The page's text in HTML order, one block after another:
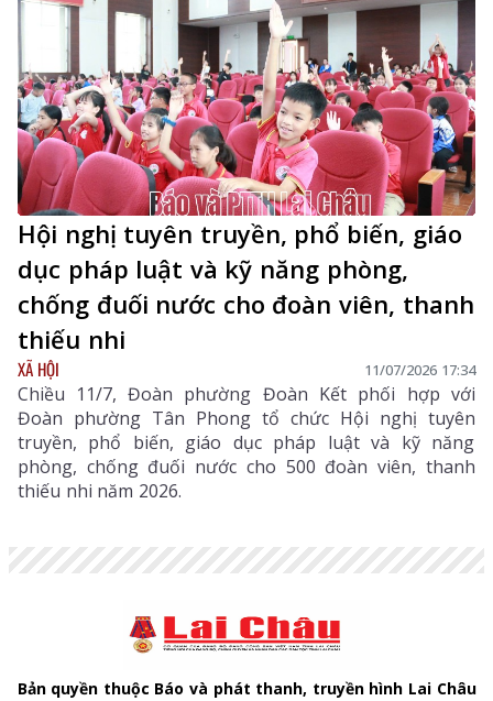
Hội nghị tuyên truyền, phổ biến, giáo
dục pháp luật và kỹ năng phòng,
chống đuối nước cho đoàn viên, thanh
thiếu nhi
XÃ HỘI 11/07/2026 17:34
Chiều 11/7, Đoàn phường Đoàn Kết phối hợp với
Đoàn phường Tân Phong tổ chức Hội nghị tuyên
truyền, phổ biến, giáo dục pháp luật và kỹ năng
phòng, chống đuối nước cho 500 đoàn viên, thanh
thiếu nhi năm 2026.
Bản quyền thuộc Báo và phát thanh, truyền hình Lai Châu